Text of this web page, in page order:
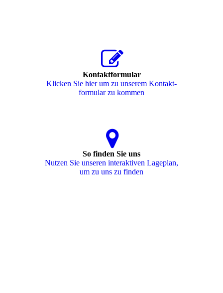
Kontaktformular
Klicken Sie hier um zu unserem Kon­takt­
for­mu­lar zu kommen
So finden Sie uns
Nutzen Sie unseren interaktiven La­ge­plan,
um zu uns zu finden